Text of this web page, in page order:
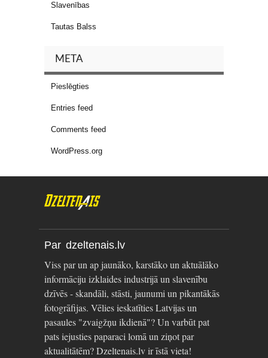
Slavenības
Tautas Balss
META
Pieslēgties
Entries feed
Comments feed
WordPress.org
Par dzeltenais.lv
Viss par un ap jaunāko, karstāko un aktuālāko
informāciju izklaides industrijā un slavenību
dzīvēs - skandāli, stāsti, jaunumi un pikantākās
fotogrāfijas. Vēlies ieskatīties Latvijas un
pasaules "zvaigžņu ikdienā"? Un varbūt pat
pats iejusties paparaci lomā un ziņot par
aktualitātēm? Dzeltenais.lv ir īstā vieta!